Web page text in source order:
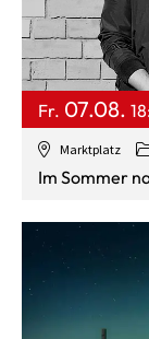
Marktplatz
Fr. 07.08.
Im Sommer